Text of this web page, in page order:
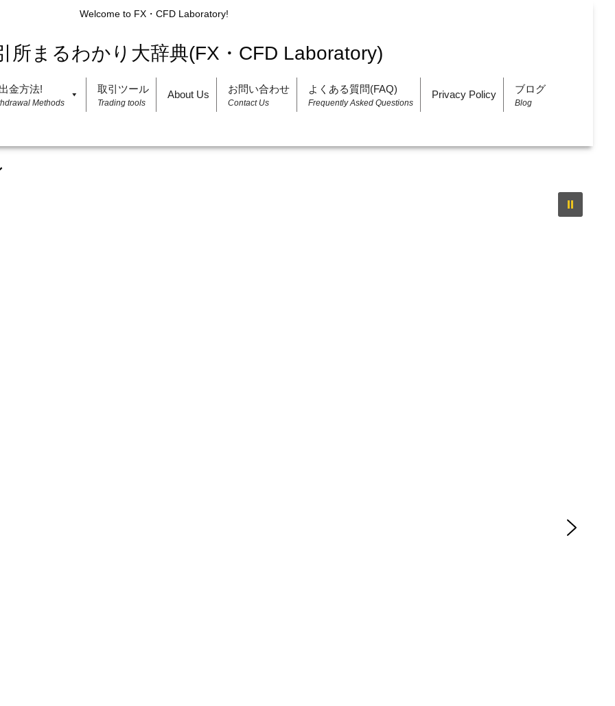
Welcome to FX・CFD Laboratory!
金方法!
Methods
取引ツール
Trading tools
About Us お問い合わせ
Contact Us
よくある質問(FAQ)
Frequently Asked Questions
Privacy Policy ブログ
Blog